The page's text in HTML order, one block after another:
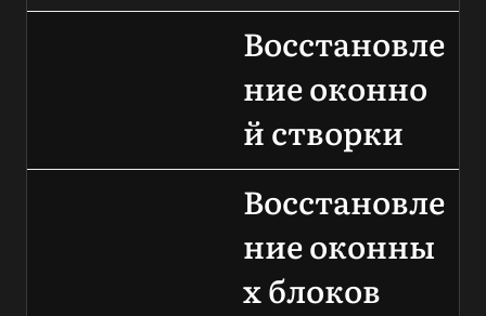
Восстановле
ние оконно
й створки
Восстановле
ние оконны
х блоков